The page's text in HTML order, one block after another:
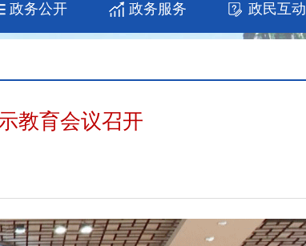
政务公开 政务服务 政民互动
教育会议召开